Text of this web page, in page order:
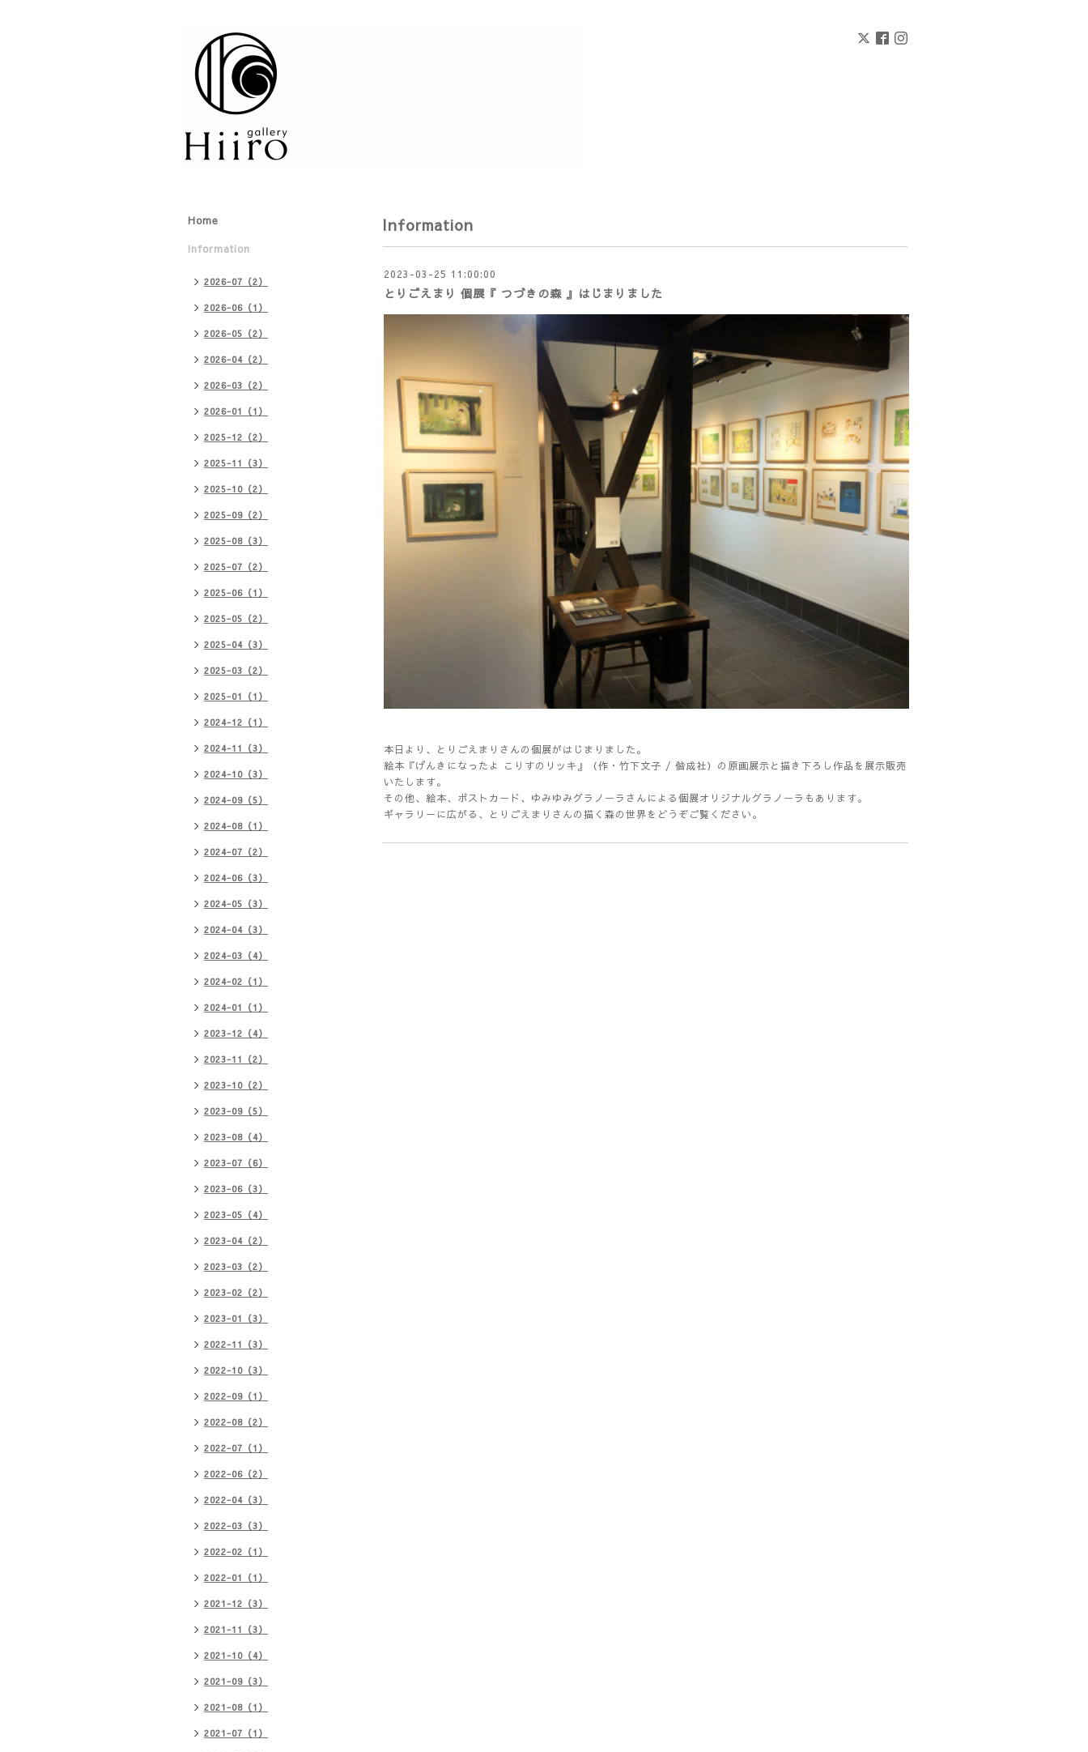
Information
2023-03-25 11:00:00
とりごえまり 個展『 つづきの森 』はじまりました
本日より、とりごえまりさんの個展がはじまりました。
絵本『げんきになったよ こりすのリッキ』（作・竹下文子 / 偕成社）の原画展示と描き下ろし作品を展示販売
いたします。
その他、絵本、ポストカード、ゆみゆみグラノーラさんによる個展オリジナルグラノーラもあります。
ギャラリーに広がる、とりごえまりさんの描く森の世界をどうぞご覧ください。
Home
Information
2026-07（2）
2026-06（1）
2026-05（2）
2026-04（2）
2026-03（2）
2026-01（1）
2025-12（2）
2025-11（3）
2025-10（2）
2025-09（2）
2025-08（3）
2025-07（2）
2025-06（1）
2025-05（2）
2025-04（3）
2025-03（2）
2025-01（1）
2024-12（1）
2024-11（3）
2024-10（3）
2024-09（5）
2024-08（1）
2024-07（2）
2024-06（3）
2024-05（3）
2024-04（3）
2024-03（4）
2024-02（1）
2024-01（1）
2023-12（4）
2023-11（2）
2023-10（2）
2023-09（5）
2023-08（4）
2023-07（6）
2023-06（3）
2023-05（4）
2023-04（2）
2023-03（2）
2023-02（2）
2023-01（3）
2022-11（3）
2022-10（3）
2022-09（1）
2022-08（2）
2022-07（1）
2022-06（2）
2022-04（3）
2022-03（3）
2022-02（1）
2022-01（1）
2021-12（3）
2021-11（3）
2021-10（4）
2021-09（3）
2021-08（1）
2021-07（1）